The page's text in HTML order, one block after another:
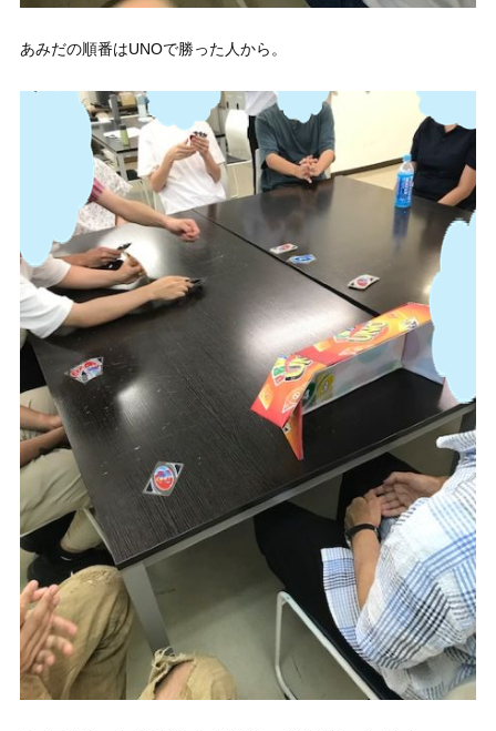
あみだの順番はUNOで勝った人から。